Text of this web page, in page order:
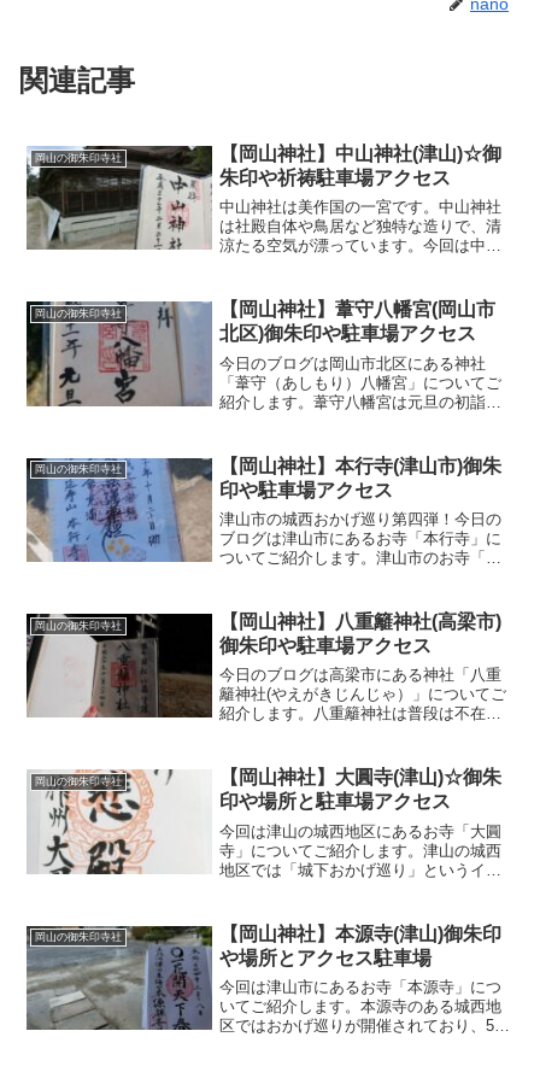
関連記事
岡山の御朱印寺社
【岡山神社】中山神社(津山)☆御
朱印や祈祷駐車場アクセス
中山神社は美作国の一宮です。中山神社
は社殿自体や鳥居など独特な造りで、清
涼たる空気が漂っています。今回は中山
印巡り「中山神社」中山神社の場所中山
神社は津山市一宮にありま...
岡山の御朱印寺社
【岡山神社】葦守八幡宮(岡山市
北区)御朱印や駐車場アクセス
今日のブログは岡山市北区にある神社
「葦守（あしもり）八幡宮」についてご
紹介します。葦守八幡宮は元旦の初詣に
の方がいらっしゃいました。岡山市北区
の神社「葦守八幡宮」御朱印...
岡山の御朱印寺社
【岡山神社】本行寺(津山市)御朱
印や駐車場アクセス
津山市の城西おかげ巡り第四弾！今日の
ブログは津山市にあるお寺「本行寺」に
ついてご紹介します。津山市のお寺「本
西寺町にあります。おかげ巡りマップの9
番です。駐車場山門をく...
岡山の御朱印寺社
【岡山神社】八重籬神社(高梁市)
御朱印や駐車場アクセス
今日のブログは高梁市にある神社「八重
籬神社(やえがきじんじゃ）」についてご
紹介します。八重籬神社は普段は不在の
一緒にいただきました。高梁市の神社
「八重籬神社」アクセスや...
岡山の御朱印寺社
【岡山神社】大圓寺(津山)☆御朱
印や場所と駐車場アクセス
今回は津山の城西地区にあるお寺「大圓
寺」についてご紹介します。津山の城西
地区では「城下おかげ巡り」というイベ
巡りの3か所目に参拝させていただきまし
た。津山市の寺院「大...
岡山の御朱印寺社
【岡山神社】本源寺(津山)御朱印
や場所とアクセス駐車場
今回は津山市にあるお寺「本源寺」につ
いてご紹介します。本源寺のある城西地
区ではおかげ巡りが開催されており、5か